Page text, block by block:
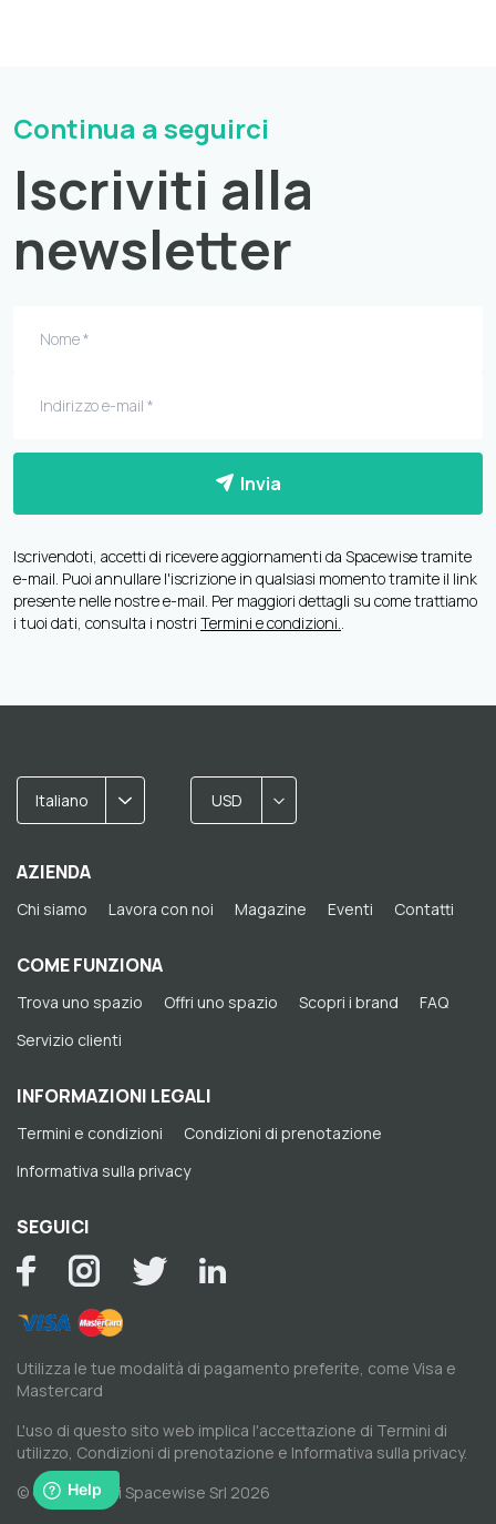
Continua a seguirci
Iscriviti alla
newsletter
Invia
Iscrivendoti, accetti di ricevere aggiornamenti da Spacewise tramite
e-mail. Puoi annullare l'iscrizione in qualsiasi momento tramite il link
presente nelle nostre e-mail. Per maggiori dettagli su come trattiamo
i tuoi dati, consulta i nostri Termini e condizioni..
Italiano USD
AZIENDA
Chi siamo Lavora con noi Magazine Eventi Contatti
COME FUNZIONA
Trova uno spazio Offri uno spazio Scopri i brand
FAQ
Servizio clienti
INFORMAZIONI LEGALI
Termini e condizioni
Condizioni di prenotazione
Informativa sulla privacy
SEGUICI
Utilizza le tue modalità di pagamento preferite, come Visa e
Mastercard
L'uso di questo sito web implica l'accettazione di Termini di
utilizzo, Condizioni di prenotazione e Informativa sulla privacy.
© Copyright di Spacewise Srl 2026